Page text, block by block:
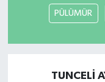
PÜLÜMÜR
TUNCELİ